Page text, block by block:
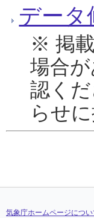
データ
※ 掲
場合
認く
らせ
気象庁ホームページについ